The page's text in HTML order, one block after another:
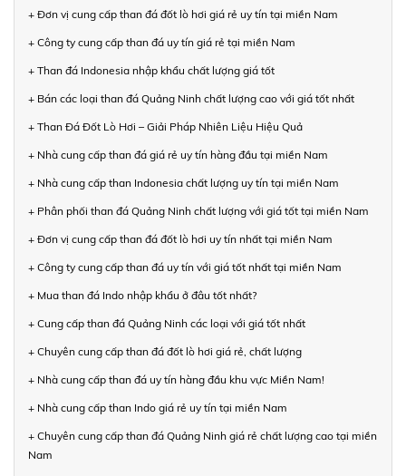
+ Đơn vị cung cấp than đá đốt lò hơi giá rẻ uy tín tại miền Nam
+ Công ty cung cấp than đá uy tín giá rẻ tại miền Nam
+ Than đá Indonesia nhập khẩu chất lượng giá tốt
+ Bán các loại than đá Quảng Ninh chất lượng cao với giá tốt nhất
+ Than Đá Đốt Lò Hơi – Giải Pháp Nhiên Liệu Hiệu Quả
+ Nhà cung cấp than đá giá rẻ uy tín hàng đầu tại miền Nam
+ Nhà cung cấp than Indonesia chất lượng uy tín tại miền Nam
+ Phân phối than đá Quảng Ninh chất lượng với giá tốt tại miền Nam
+ Đơn vị cung cấp than đá đốt lò hơi uy tín nhất tại miền Nam
+ Công ty cung cấp than đá uy tín với giá tốt nhất tại miền Nam
+ Mua than đá Indo nhập khẩu ở đâu tốt nhất?
+ Cung cấp than đá Quảng Ninh các loại với giá tốt nhất
+ Chuyên cung cấp than đá đốt lò hơi giá rẻ, chất lượng
+ Nhà cung cấp than đá uy tín hàng đầu khu vực Miền Nam!
+ Nhà cung cấp than Indo giá rẻ uy tín tại miền Nam
+ Chuyên cung cấp than đá Quảng Ninh giá rẻ chất lượng cao tại miền
Nam